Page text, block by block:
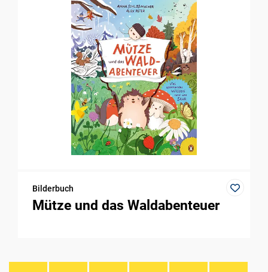
Bilderbuch
Mütze und das Waldabenteuer